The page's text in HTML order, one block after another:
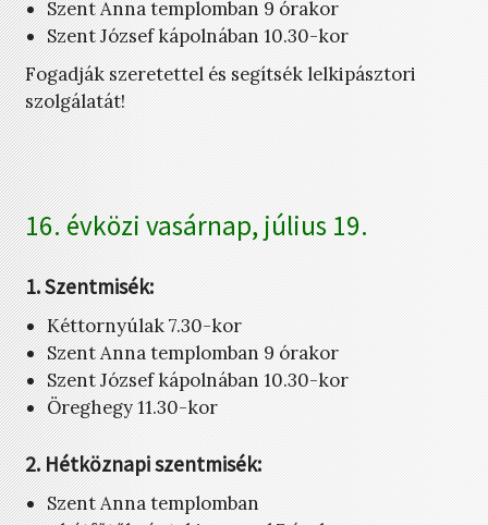
Szent Anna templomban 9 órakor
Szent József kápolnában 10.30-kor
Fogadják szeretettel és segítsék lelkipásztori
szolgálatát!
16. évközi vasárnap, július 19.
1. Szentmisék:
Kéttornyúlak 7.30-kor
Szent Anna templomban 9 órakor
Szent József kápolnában 10.30-kor
Öreghegy 11.30-kor
2. Hétköznapi szentmisék:
Szent Anna templomban